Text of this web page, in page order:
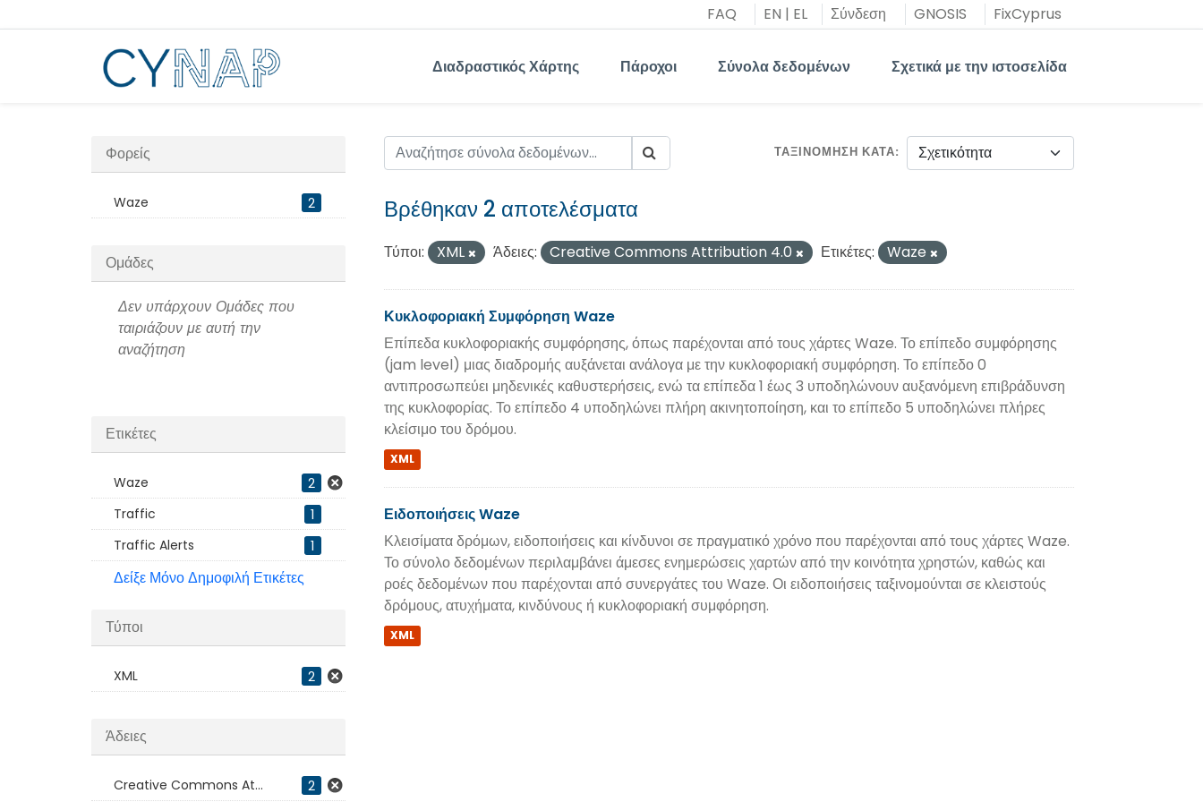
στο
FAQ EN | EL Σύνδεση GNOSIS FixCyprus
Διαδραστικός Χάρτης Πάροχοι Σύνολα δεδομένων Σχετικά με την ιστοσελίδα
Φορείς
Waze 2
Ομάδες
Δεν υπάρχουν Ομάδες που
ταιριάζουν με αυτή την
αναζήτηση
Ετικέτες
Waze 2
Traffic 1
Traffic Alerts 1
Δείξε Μόνο Δημοφιλή Ετικέτες
Τύποι
XML 2
Άδειες
Creative Commons At... 2
ΤΑΞΙΝΌΜΗΣΗ ΚΑΤΆ
Βρέθηκαν 2 αποτελέσματα
Τύποι: XML Άδειες: Creative Commons Attribution 4.0 Ετικέτες: Waze
Κυκλοφοριακή Συμφόρηση Waze
Επίπεδα κυκλοφοριακής συμφόρησης, όπως παρέχονται από τους χάρτες Waze. Το επίπεδο συμφόρησης
(jam level) μιας διαδρομής αυξάνεται ανάλογα με την κυκλοφοριακή συμφόρηση. Το επίπεδο 0
αντιπροσωπεύει μηδενικές καθυστερήσεις, ενώ τα επίπεδα 1 έως 3 υποδηλώνουν αυξανόμενη επιβράδυνση
της κυκλοφορίας. Το επίπεδο 4 υποδηλώνει πλήρη ακινητοποίηση, και το επίπεδο 5 υποδηλώνει πλήρες
κλείσιμο του δρόμου.
XML
Ειδοποιήσεις Waze
Κλεισίματα δρόμων, ειδοποιήσεις και κίνδυνοι σε πραγματικό χρόνο που παρέχονται από τους χάρτες Waze.
Το σύνολο δεδομένων περιλαμβάνει άμεσες ενημερώσεις χαρτών από την κοινότητα χρηστών, καθώς και
ροές δεδομένων που παρέχονται από συνεργάτες του Waze. Οι ειδοποιήσεις ταξινομούνται σε κλειστούς
δρόμους, ατυχήματα, κινδύνους ή κυκλοφοριακή συμφόρηση.
XML